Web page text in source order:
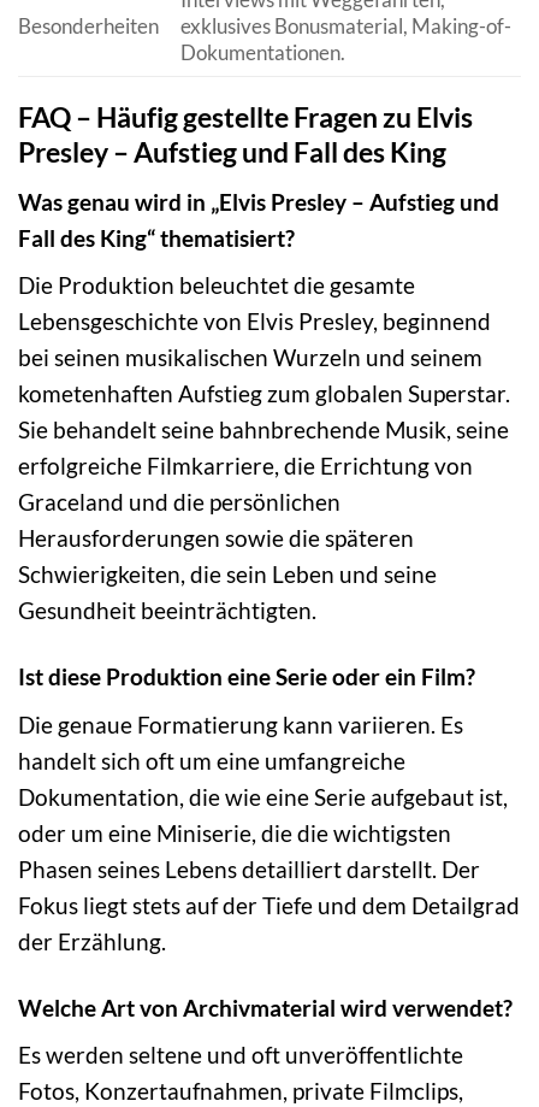
Besonderheiten
exklusives Bonusmaterial, Making-of-
Dokumentationen.
FAQ – Häufig gestellte Fragen zu Elvis
Presley – Aufstieg und Fall des King
Was genau wird in „Elvis Presley – Aufstieg und
Fall des King“ thematisiert?
Die Produktion beleuchtet die gesamte
Lebensgeschichte von Elvis Presley, beginnend
bei seinen musikalischen Wurzeln und seinem
kometenhaften Aufstieg zum globalen Superstar.
Sie behandelt seine bahnbrechende Musik, seine
erfolgreiche Filmkarriere, die Errichtung von
Graceland und die persönlichen
Herausforderungen sowie die späteren
Schwierigkeiten, die sein Leben und seine
Gesundheit beeinträchtigten.
Ist diese Produktion eine Serie oder ein Film?
Die genaue Formatierung kann variieren. Es
handelt sich oft um eine umfangreiche
Dokumentation, die wie eine Serie aufgebaut ist,
oder um eine Miniserie, die die wichtigsten
Phasen seines Lebens detailliert darstellt. Der
Fokus liegt stets auf der Tiefe und dem Detailgrad
der Erzählung.
Welche Art von Archivmaterial wird verwendet?
Es werden seltene und oft unveröffentlichte
Fotos, Konzertaufnahmen, private Filmclips,